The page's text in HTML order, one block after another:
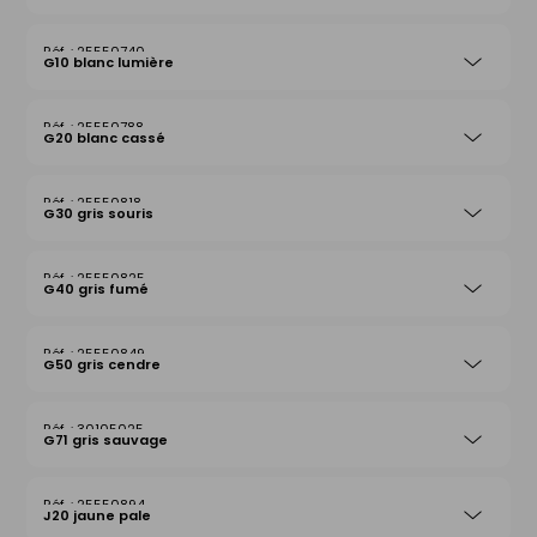
25550740
G10 blanc lumière
25550788
G20 blanc cassé
25550818
G30 gris souris
25550825
G40 gris fumé
25550849
G50 gris cendre
30105025
G71 gris sauvage
25550894
J20 jaune pale